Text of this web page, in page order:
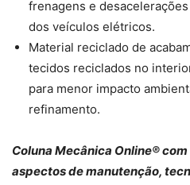
frenagens e
dos veículos elétricos.
Material reciclado de
tecidos reciclados no
para menor impacto
refinamento.
Coluna Mecânica Online®
aspectos de manutenção,